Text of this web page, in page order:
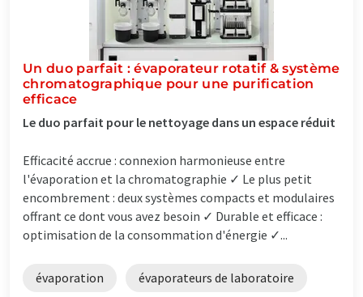
Un duo parfait : évaporateur rotatif & système
chromatographique pour une purification
efficace
Le duo parfait pour le nettoyage dans un espace réduit
Efficacité accrue : connexion harmonieuse entre
l'évaporation et la chromatographie ✓ Le plus petit
encombrement : deux systèmes compacts et modulaires
offrant ce dont vous avez besoin ✓ Durable et efficace :
optimisation de la consommation d'énergie ✓...
évaporation évaporateurs de laboratoire